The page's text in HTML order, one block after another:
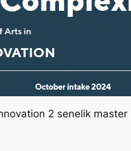
2 senelik master